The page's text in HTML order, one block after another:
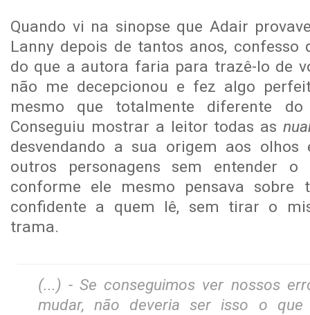
Quando vi na sinopse que Adair
Lanny depois de tantos anos,
do que a autora faria para trazê-lo de
não me decepcionou e fez algo
mesmo que totalmente diferente
Conseguiu mostrar a leitor todas as
desvendando a sua origem aos olhos
outros personagens sem entender o
conforme ele mesmo pensava
confidente a quem lê, sem tirar o
trama.
(...) - Se conseguimos ver nossos
mudar, não deveria ser isso o que